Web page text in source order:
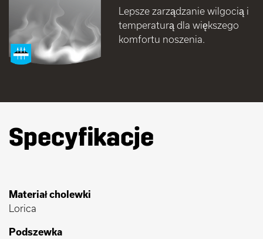
Lepsze zarządzanie wilgocią i
temperaturą dla większego
komfortu noszenia.
Specyfikacje
Materiał cholewki
Lorica
Podszewka